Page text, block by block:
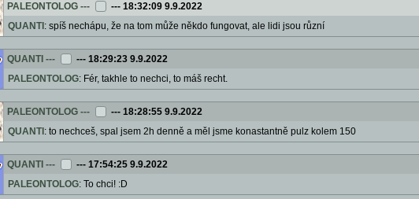
PALEONTOLOG --- --- 18:32:09 9.9.2022
QUANTI : spíš nechápu, že na tom může někdo fungovat, ale lidi jsou různí
QUANTI --- --- 18:29:23 9.9.2022
PALEONTOLOG: Fér, takhle to nechci, to máš recht.
PALEONTOLOG --- --- 18:28:55 9.9.2022
QUANTI : to nechceš, spal jsem 2h denně a měl jsme konastantně pulz kolem 150
QUANTI --- --- 17:54:25 9.9.2022
PALEONTOLOG: To chci! :D